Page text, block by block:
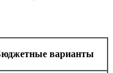
варианты